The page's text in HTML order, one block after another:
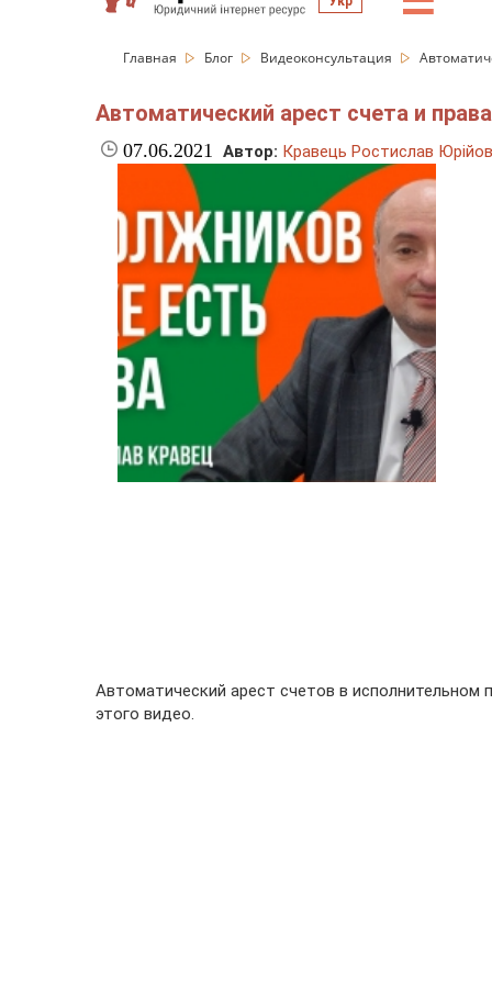
Главная Блог Видеоконсультация
Автоматический арест счета и
07.06.2021 Автор: Кравець Ростислав
Автоматический арест счетов в исполнительном
этого видео.